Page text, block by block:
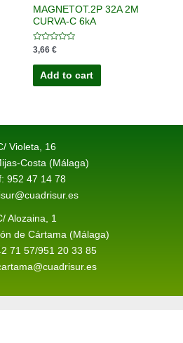
MAGNETOT.2P 32A 2M
CURVA-C 6kA
Rated
out
3,66 €
Add to cart
Violeta, 16
Costa (Málaga)
952 47 14 78
Alozaina, 1
de Cártama (Málaga)
71 57/951 20 33 85